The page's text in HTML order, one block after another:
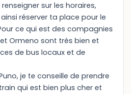
sur les horaires,
réserver ta place pour le
ce qui est des compagnies
Ormeno sont très bien et
de bus locaux et de
je te conseille de prendre
qui est bien plus cher et